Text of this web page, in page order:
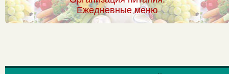
Ежедневные меню